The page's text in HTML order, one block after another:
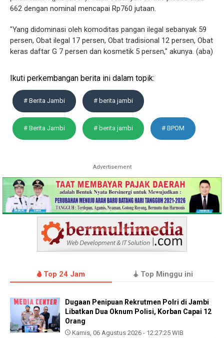
662 dengan nominal mencapai Rp760 jutaan.
"Yang didominasi oleh komoditas pangan ilegal sebanyak 59
persen, Obat ilegal 17 persen, Obat tradisional 12 persen, Obat
keras daftar G 7 persen dan kosmetik 5 persen," akunya. (aba)
Ikuti perkembangan berita ini dalam topik:
# Berita Jambi # berita jambi
# Berita Jambi # berita jambi # BPOM
Advertisement
Top 24 Jam Top Minggu ini
Dugaan Penipuan Rekrutmen Polri di Jambi
Libatkan Dua Oknum Polisi, Korban Capai 12
Orang
Kamis, 06 Agustus 2026 - 12:27:25 WIB